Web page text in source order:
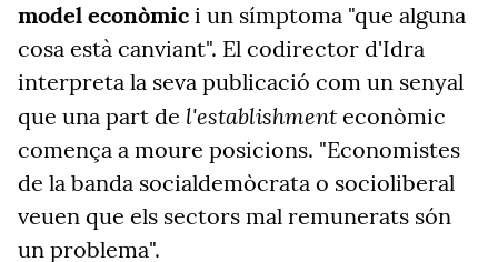
model econòmic i un símptoma "que alguna
cosa està canviant". El codirector d'Idra
interpreta la seva publicació com un senyal
que una part de l'establishment econòmic
comença a moure posicions. "Economistes
de la banda socialdemòcrata o socioliberal
veuen que els sectors mal remunerats són
un problema".